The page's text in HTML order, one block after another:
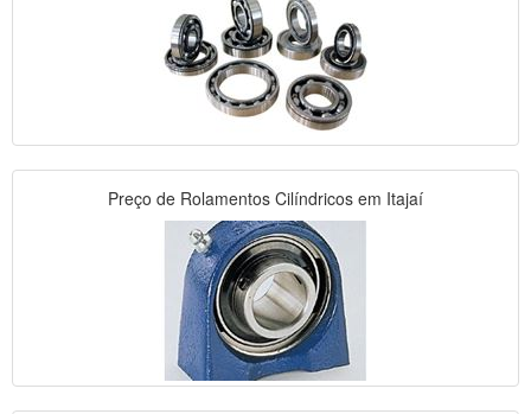
Preço de Rolamentos Cilíndricos em Itajaí